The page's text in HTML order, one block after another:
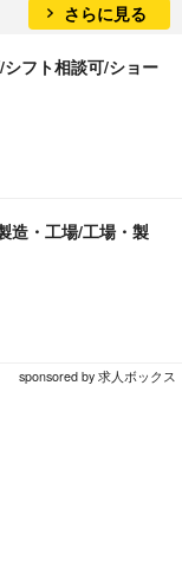
さらに見る
シフト相談可/ショー
造・工場/工場・製
sponsored by 求人ボックス